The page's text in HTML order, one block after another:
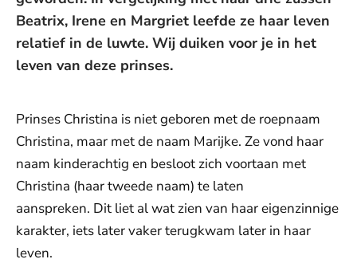
Beatrix, Irene en Margriet leefde ze haar leven
relatief in de luwte. Wij duiken voor je in het
leven van deze prinses.
Prinses Christina is niet geboren met de roepnaam
Christina, maar met de naam Marijke. Ze vond haar
naam kinderachtig en besloot zich voortaan met
Christina (haar tweede naam) te laten
aanspreken. Dit liet al wat zien van haar eigenzinnige
karakter, iets later vaker terugkwam later in haar
leven.